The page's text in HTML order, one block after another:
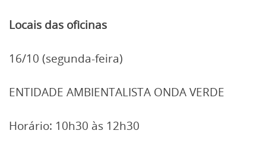
Locais das oficinas
16/10 (segunda-feira)
ENTIDADE AMBIENTALISTA ONDA VERDE
Horário: 10h30 às 12h30